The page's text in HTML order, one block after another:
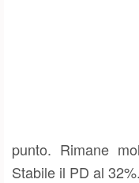
punto. Rimane
Stabile il PD al 32%.